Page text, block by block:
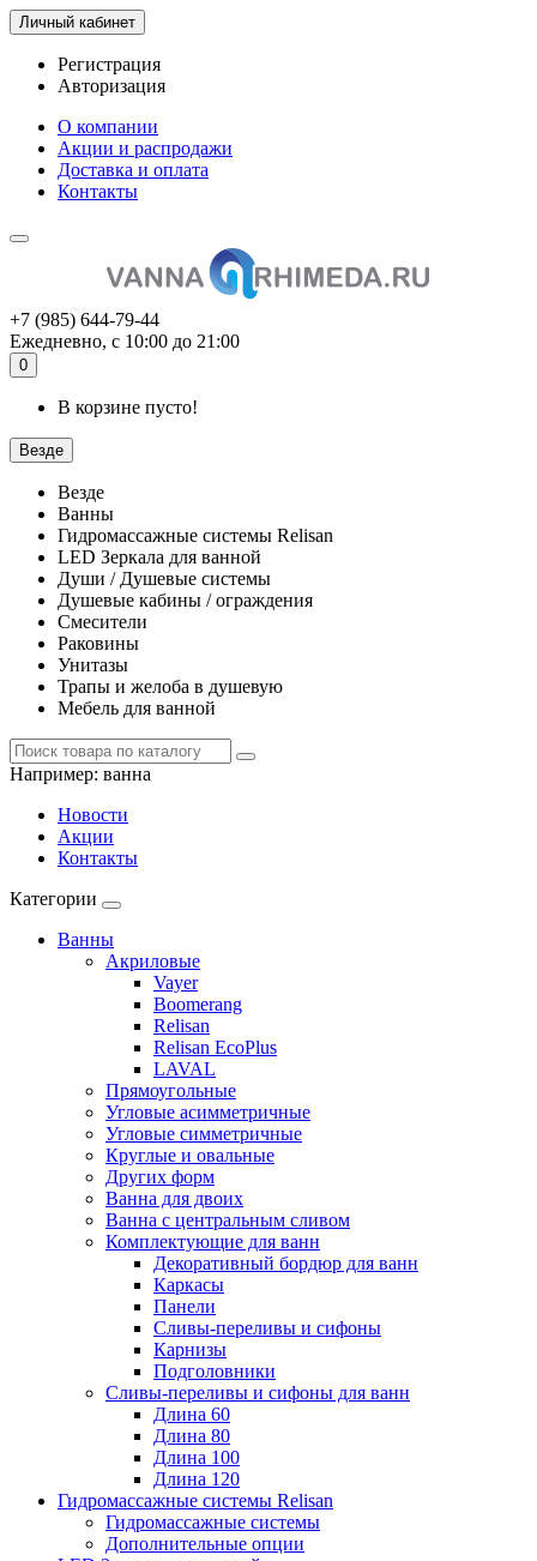
Личный кабинет
Регистрация
Авторизация
О компании
Акции и распродажи
Доставка и оплата
Контакты
+7 (985) 644-79-44
Ежедневно, с 10:00 до 21:00
0
В корзине пусто!
Везде
Везде
Ванны
Гидромассажные системы Relisan
LED Зеркала для ванной
Души / Душевые системы
Душевые кабины / ограждения
Смесители
Раковины
Унитазы
Трапы и желоба в душевую
Мебель для ванной
Например: ванна
Новости
Акции
Контакты
Категории
Ванны
Акриловые
Vayer
Boomerang
Relisan
Relisan EcoPlus
LAVAL
Прямоугольные
Угловые асимметричные
Угловые симметричные
Круглые и овальные
Других форм
Ванна для двоих
Ванна с центральным сливом
Комплектующие для ванн
Декоративный бордюр для ванн
Каркасы
Панели
Сливы-переливы и сифоны
Карнизы
Подголовники
Сливы-переливы и сифоны для ванн
Длина 60
Длина 80
Длина 100
Длина 120
Гидромассажные системы Relisan
Гидромассажные системы
Дополнительные опции